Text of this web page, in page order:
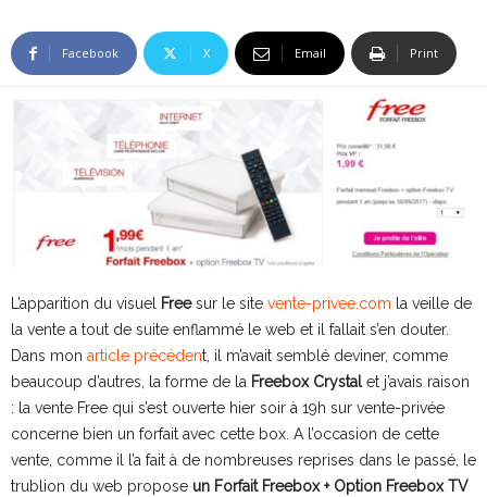
Facebook X Email Print
L’apparition du visuel Freesur le site vente-privee.com la veille de
la vente a tout de suite enflammé le web et il fallait s’en douter.
Dans mon article précédent, il m’avait semblé deviner, comme
beaucoup d’autres, la forme de la Freebox Crystalet j’avais raison
: la vente Free qui s’est ouverte hier soir à 19h sur vente-privée
concerne bien un forfait avec cette box. A l’occasion de cette
vente, comme il l’a fait à de nombreuses reprises dans le passé, le
trublion du web propose un Forfait Freebox + Option Freebox TV